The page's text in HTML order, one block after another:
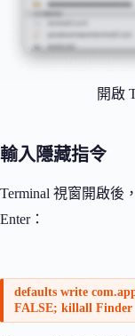
開啟
輸入隱藏指令
Terminal 視窗開啟後
Enter：
defaults write
FALSE; killall Finder